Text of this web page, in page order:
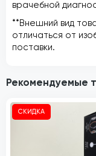
врачебной
**Внешний вид
отличаться от
поставки.
Рекомендуемые
СКИДКА